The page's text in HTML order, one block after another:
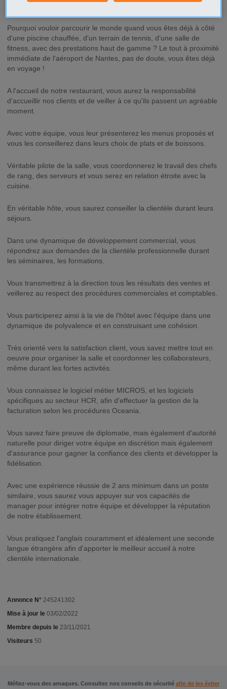
Pourquoi vouloir parcourir le monde quand vous êtes déjà à côté
d'une piscine chauffée, d'un terrain de tennis, d'une salle de
fitness, avec des prestations haut de gamme ? Le tout à proximité
immédiate de l'aéroport de Nantes, pas de doute, vous êtes déjà
en voyage !
A l'accueil de notre restaurant, vous aurez la responsabilité
d'accueillir nos clients et de veiller à ce qu'ils passent un agréable
moment.
Avec votre équipe, vous leur présenterez les menus proposés et
vous les conseillerez dans leurs choix de plats et de boissons.
Véritable pilote de la salle, vous coordonnerez le travail des chefs
de rang, des serveurs et vous serez en relation étroite avec la
cuisine.
En véritable hôte, vous saurez conseiller la clientèle durant leurs
séjours.
Dans une dynamique de développement commercial, vous
répondrez aux demandes de la clientèle professionnelle durant
les séminaires, les formations.
Vous transmettrez à la direction tous les résultats des ventes et
veillerez au respect des procédures commerciales et comptables.
Vous participerez ainsi à la vie de l'hôtel avec l'équipe dans une
dynamique de polyvalence et en construisant une cohésion.
Très orienté vers la satisfaction client, vous savez mettre tout en
oeuvre pour organiser la salle et coordonner les collaborateurs,
même durant les fortes activités.
Vous connaissez le logiciel métier MICROS, et les logiciels
spécifiques au secteur HCR, afin d'effectuer la gestion de la
facturation selon les procédures Oceania.
Vous savez faire preuve de diplomatie, mais également d'autorité
naturelle pour diriger votre équipe en discrétion mais également
d'assurance pour gagner la confiance des clients et développer la
fidélisation.
Avec une expérience réussie de 2 ans minimum dans un poste
similaire, vous saurez vous appuyer sur vos capacités de
manager pour intégrer notre équipe et développer la réputation
de notre établissement.
Vous pratiquez l'anglais couramment et idéalement une seconde
langue étrangère afin d'apporter le meilleur accueil à notre
clientèle internationale.
Annonce N° 245241302
Mise à jour le 03/02/2022
Membre depuis le 23/11/2021
Visiteurs 50
Méfiez-vous des arnaques. Consultez nos conseils de sécurité afin de les éviter